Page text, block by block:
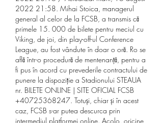
2022 21:58. Mihai Stoica, managerul
general al celor de la FCSB, a transmis că
primele 15. 000 de bilete pentru meciul cu
Viking, de joi, din play-off-ul Conference
League, au fost vândute în doar o oră. Ro se
află într-o procedură de mentenanță, pentru a
fi pus în acord cu prevederile contractului de
punere la dispoziție a Stadionului STEAUA
nr. BILETE ONLINE | SITE OFICIAL FCSB
+40725368247. Totuși, chiar și în acest
caz, FCSB s-ar putea descurca prin
intermediul platformei online. Acolo, oricine